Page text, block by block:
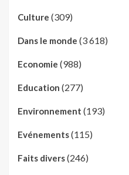
Culture (309)
Dans le monde (3 618)
Economie (988)
Education (277)
Environnement (193)
Evénements(115)
Faits divers(246)